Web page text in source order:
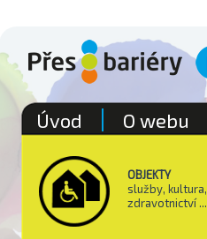
OBJEKTY
služby, kultura,
zdravotnictví ...
Úvod O webu